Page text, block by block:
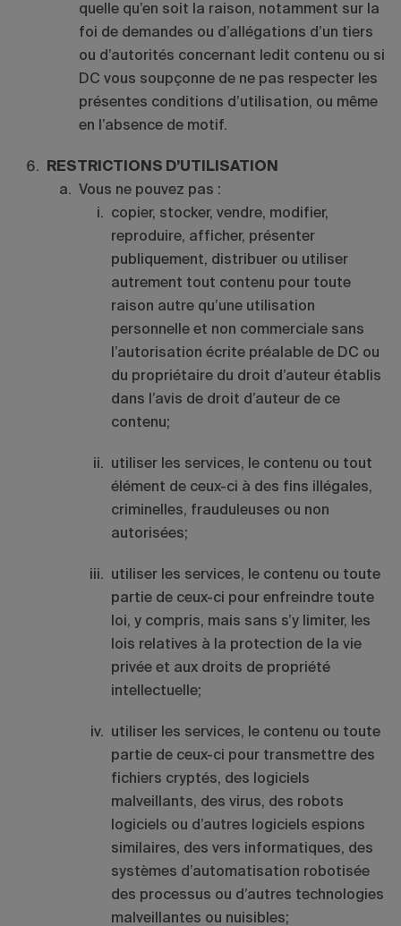
quelle qu’en soit la raison, notamment sur la
foi de demandes ou d’allégations d’un tiers
ou d’autorités concernant ledit contenu ou si
DC vous soupçonne de ne pas respecter les
présentes conditions d’utilisation, ou même
en l’absence de motif.
RESTRICTIONS D’UTILISATION
Vous ne pouvez pas :
copier, stocker, vendre, modifier,
reproduire, afficher, présenter
publiquement, distribuer ou utiliser
autrement tout contenu pour toute
raison autre qu’une utilisation
personnelle et non commerciale sans
l’autorisation écrite préalable de DC ou
du propriétaire du droit d’auteur établis
dans l’avis de droit d’auteur de ce
contenu;
utiliser les services, le contenu ou tout
élément de ceux-ci à des fins illégales,
criminelles, frauduleuses ou non
autorisées;
utiliser les services, le contenu ou toute
partie de ceux-ci pour enfreindre toute
loi, y compris, mais sans s’y limiter, les
lois relatives à la protection de la vie
privée et aux droits de propriété
intellectuelle;
utiliser les services, le contenu ou toute
partie de ceux-ci pour transmettre des
fichiers cryptés, des logiciels
malveillants, des virus, des robots
logiciels ou d’autres logiciels espions
similaires, des vers informatiques, des
systèmes d’automatisation robotisée
des processus ou d’autres technologies
malveillantes ou nuisibles;